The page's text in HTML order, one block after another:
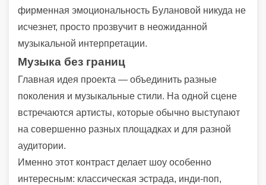
фирменная эмоциональность Булановой никуда не
исчезнет, просто прозвучит в неожиданной
музыкальной интерпретации.
Музыка без границ
Главная идея проекта — объединить разные
поколения и музыкальные стили. На одной сцене
встречаются артисты, которые обычно выступают
на совершенно разных площадках и для разной
аудитории.
Именно этот контраст делает шоу особенно
интересным: классическая эстрада, инди-поп,